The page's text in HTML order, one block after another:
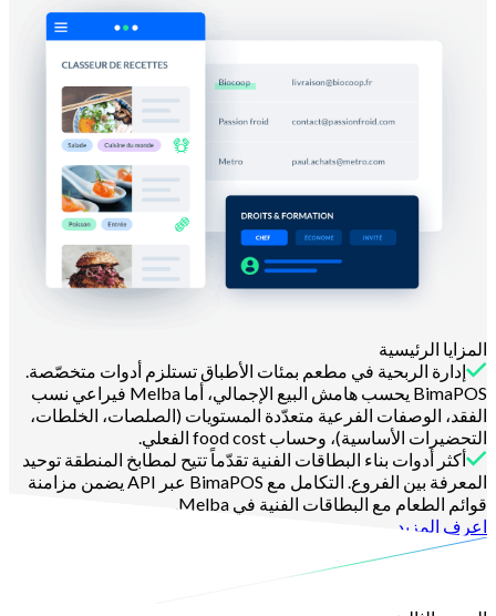
المزايا الرئيسية
إدارة الربحية في مطعم بمئات الأطباق تستلزم أدوات متخصّصة.
BimaPOS يحسب هامش البيع الإجمالي، أما Melba فيراعي نسب
الفقد، الوصفات الفرعية متعدّدة المستويات (الصلصات، الخلطات،
التحضيرات الأساسية)، وحساب food cost الفعلي.
أكثر أدوات بناء البطاقات الفنية تقدّماً تتيح لمطابخ المنطقة توحيد
المعرفة بين الفروع. التكامل مع BimaPOS عبر API يضمن مزامنة
قوائم الطعام مع البطاقات الفنية في Melba.
اعرف المزيد